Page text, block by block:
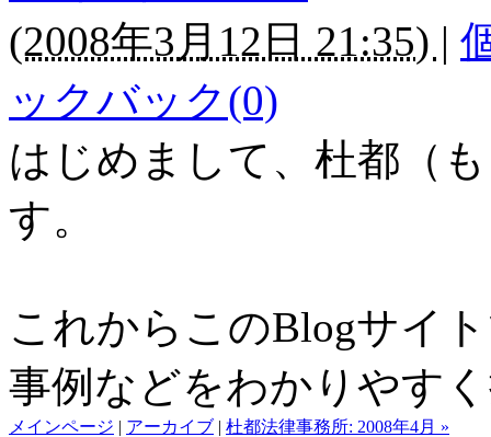
(2008年3月12日 21:35) |
ックバック(0)
はじめまして、杜都（
す。
これからこのBlogサイ
事例などをわかりやす
メインページ | アーカイブ | 杜都法律事務所: 2008年4月 »